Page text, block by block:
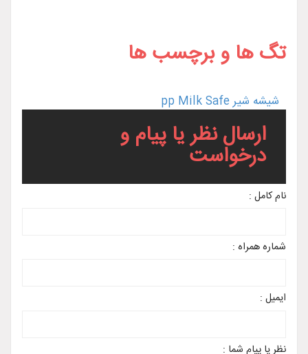
تگ ها و برچسب ها
شيشه شير pp Milk Safe
ارسال نظر یا پیام و
درخواست
نام کامل :
شماره همراه :
ایمیل :
نظر یا پیام شما :